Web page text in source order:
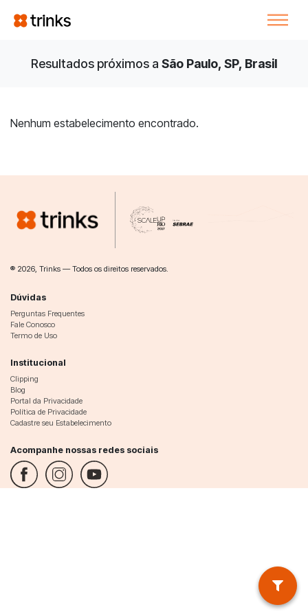
Resultados próximos a São Paulo, SP, Brasil
Nenhum estabelecimento encontrado.
® 2026, Trinks — Todos os direitos reservados.
Dúvidas
Perguntas Frequentes
Fale Conosco
Termo de Uso
Institucional
Clipping
Blog
Portal da Privacidade
Política de Privacidade
Cadastre seu Estabelecimento
Acompanhe nossas redes sociais